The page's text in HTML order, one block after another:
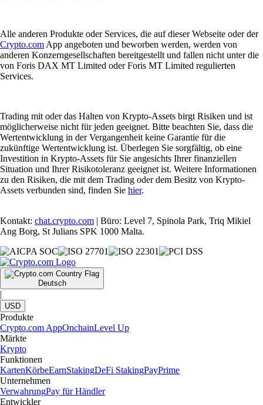
Alle anderen Produkte oder Services, die auf dieser Webseite oder der
Crypto.com App angeboten und beworben werden, werden von
anderen Konzerngesellschaften bereitgestellt und fallen nicht unter die
von Foris DAX MT Limited oder Foris MT Limited regulierten
Services.
Trading mit oder das Halten von Krypto-Assets birgt Risiken und ist
möglicherweise nicht für jeden geeignet. Bitte beachten Sie, dass die
Wertentwicklung in der Vergangenheit keine Garantie für die
zukünftige Wertentwicklung ist. Überlegen Sie sorgfältig, ob eine
Investition in Krypto-Assets für Sie angesichts Ihrer finanziellen
Situation und Ihrer Risikotoleranz geeignet ist. Weitere Informationen
zu den Risiken, die mit dem Trading oder dem Besitz von Krypto-
Assets verbunden sind, finden Sie hier.
Kontakt: chat.crypto.com | Büro: Level 7, Spinola Park, Triq Mikiel
Ang Borg, St Julians SPK 1000 Malta.
Deutsch
|
USD
Produkte
Crypto.com AppOnchainLevel Up
Märkte
Krypto
Funktionen
KartenKörbeEarnStakingDeFi StakingPayPrime
Unternehmen
VerwahrungPay für Händler
Entwickler